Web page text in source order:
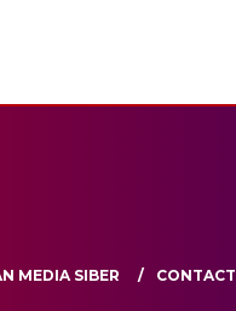
MEDIA SIBER CONTACT